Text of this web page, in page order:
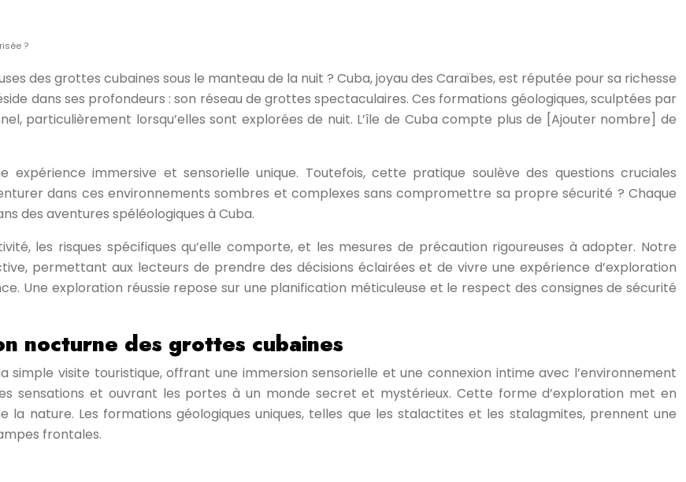
?
des grottes cubaines sous le manteau de la nuit ? Cuba, joyau des Caraïbes, est réputée pour sa richesse
dans ses profondeurs : son réseau de grottes spectaculaires. Ces formations géologiques, sculptées par
particulièrement lorsqu’elles sont explorées de nuit. L’île de Cuba compte plus de [Ajouter nombre] de
immersive et sensorielle unique. Toutefois, cette pratique soulève des questions cruciales
dans ces environnements sombres et complexes sans compromettre sa propre sécurité ? Chaque
des aventures spéléologiques à Cuba.
les risques spécifiques qu’elle comporte, et les mesures de précaution rigoureuses à adopter. Notre
permettant aux lecteurs de prendre des décisions éclairées et de vivre une expérience d’exploration
Une exploration réussie repose sur une planification méticuleuse et le respect des consignes de sécurité
nocturne des grottes cubaines
visite touristique, offrant une immersion sensorielle et une connexion intime avec l’environnement
sensations et ouvrant les portes à un monde secret et mystérieux. Cette forme d’exploration met en
nature. Les formations géologiques uniques, telles que les stalactites et les stalagmites, prennent une
frontales.